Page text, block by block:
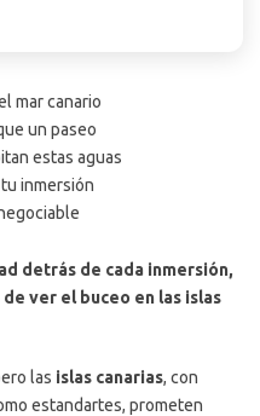
mar canario
un paseo
estas aguas
inmersión
detrás de cada inmersión,
ver el buceo en las islas
las islas canarias, con
estandartes, prometen